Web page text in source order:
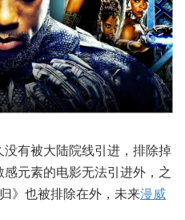
有被大陆院线引进，排除掉
感元素的电影无法引进外，之
》也被排除在外，未来漫威